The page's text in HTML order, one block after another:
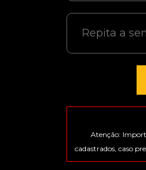
Atenção:
cadastrados, caso